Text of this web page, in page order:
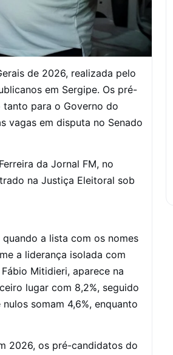
de 2026, realizada pelo
em Sergipe. Os pré-
para o Governo do
vagas em disputa no Senado
da Jornal FM, no
na Justiça Eleitoral sob
a lista com os nomes
a liderança isolada com
Mitidieri, aparece na
lugar com 8,2%, seguido
somam 4,6%, enquanto
2026, os pré-candidatos do